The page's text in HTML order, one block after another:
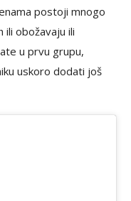
postoji mnogo
ili obožavaju ili
u prvu grupu,
uskoro dodati još